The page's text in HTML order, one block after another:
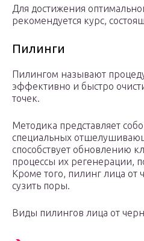
Для достижения
рекомендуется курс,
Пилинги
Пилингом называют
эффективно и быстро
точек.
Методика представляет
специальных
способствует обновлению
процессы их регенерации,
Кроме того, пилинг лица от
сузить поры.
Виды пилингов лица от